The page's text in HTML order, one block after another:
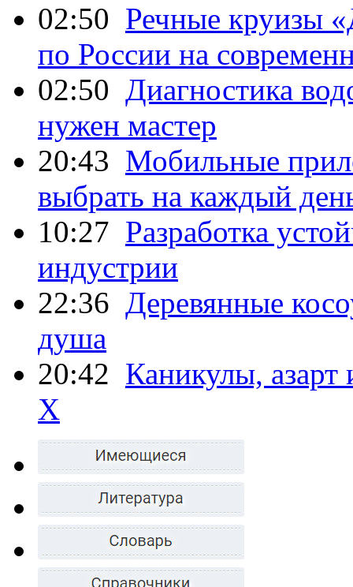
02:50 Речные круизы
по России на
02:50
Диагностика
нужен мастер
20:43 Мобильные
выбрать на каждый
10:27 Разработка
индустрии
22:36 Деревянные
душа
20:42 Каникулы,
X